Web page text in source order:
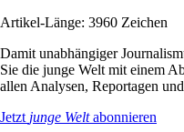
Artikel-Länge: 3960 Zeichen
Damit unabhängiger
Sie die junge Welt mit einem
allen Analysen, Reportagen
Jetzt junge Weltabonnieren